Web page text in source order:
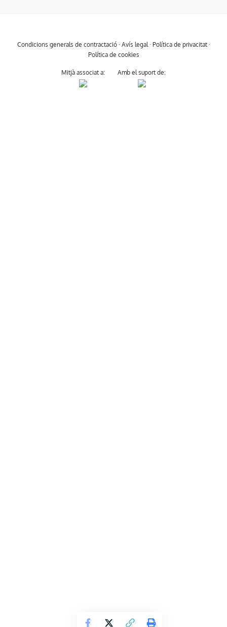
Condicions generals de contractació· Avís legal· Política de privacitat·
Política de cookies
Mitjà associat a: Amb el suport de: